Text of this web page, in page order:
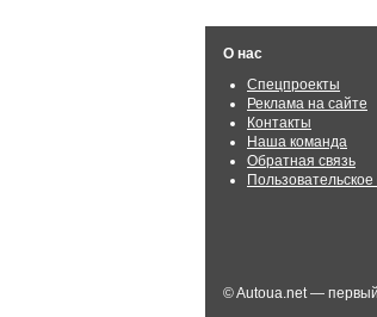
О нас
Спецпроекты
Реклама на сайте
Контакты
Наша команда
Обратная связь
© Autoua.net —